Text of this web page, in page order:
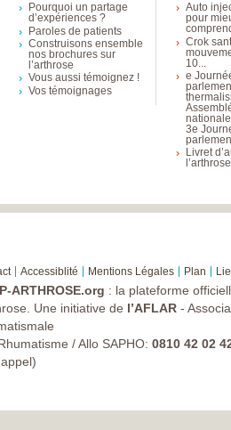
Pourquoi un partage
d’expériences ?
Paroles de patients
Construisons ensemble
nos brochures sur
l’arthrose
Vous aussi témoignez !
Vos témoignages
Auto
pour
Crok
10...
e
3e
Livret
l’arthrose
Accessiblité Mentions Légales Plan
ARTHROSE.org : la plateforme
Une initiative de l’AFLAR -
/ Allo SAPHO: 0810 42 02
appel)